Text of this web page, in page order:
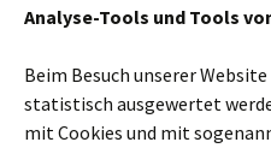
Analyse-Tools und Tools
Beim Besuch unserer
statistisch ausgewertet
mit Cookies und mit